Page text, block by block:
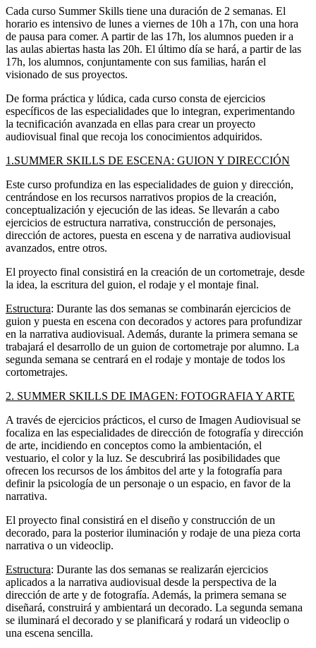
Cada curso Summer Skills tiene una duración de 2 semanas. El
horario es intensivo de lunes a viernes de 10h a 17h, con una hora
de pausa para comer. A partir de las 17h, los alumnos pueden ir a
las aulas abiertas hasta las 20h. El último día se hará, a partir de las
17h, los alumnos, conjuntamente con sus familias, harán el
visionado de sus proyectos.
De forma práctica y lúdica, cada curso consta de ejercicios
específicos de las especialidades que lo integran, experimentando
la tecnificación avanzada en ellas para crear un proyecto
audiovisual final que recoja los conocimientos adquiridos.
1.SUMMER SKILLS DE ESCENA: GUION Y DIRECCIÓN
Este curso profundiza en las especialidades de guion y dirección,
centrándose en los recursos narrativos propios de la creación,
conceptualización y ejecución de las ideas. Se llevarán a cabo
ejercicios de estructura narrativa, construcción de personajes,
dirección de actores, puesta en escena y de narrativa audiovisual
avanzados, entre otros.
El proyecto final consistirá en la creación de un cortometraje, desde
la idea, la escritura del guion, el rodaje y el montaje final.
Estructura: Durante las dos semanas se combinarán ejercicios de
guion y puesta en escena con decorados y actores para profundizar
en la narrativa audiovisual. Además, durante la primera semana se
trabajará el desarrollo de un guion de cortometraje por alumno. La
segunda semana se centrará en el rodaje y montaje de todos los
cortometrajes.
2. SUMMER SKILLS DE IMAGEN: FOTOGRAFIA Y ARTE
A través de ejercicios prácticos, el curso de Imagen Audiovisual se
focaliza en las especialidades de dirección de fotografía y dirección
de arte, incidiendo en conceptos como la ambientación, el
vestuario, el color y la luz. Se descubrirá las posibilidades que
ofrecen los recursos de los ámbitos del arte y la fotografía para
definir la psicología de un personaje o un espacio, en favor de la
narrativa.
El proyecto final consistirá en el diseño y construcción de un
decorado, para la posterior iluminación y rodaje de una pieza corta
narrativa o un videoclip.
Estructura: Durante las dos semanas se realizarán ejercicios
aplicados a la narrativa audiovisual desde la perspectiva de la
dirección de arte y de fotografía. Además, la primera semana se
diseñará, construirá y ambientará un decorado. La segunda semana
se iluminará el decorado y se planificará y rodará un videoclip o
una escena sencilla.